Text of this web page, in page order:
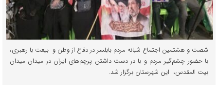
شصت و هشتمین اجتماع شبانه مردم بابلسر در دفاع از وطن و بیعت با رهبری،
با حضور چشم‌گیر مردم و با در دست داشتن پرچم‌های ایران در میدان میدان
بیت المقدس، این شهرستان برگزار شد.